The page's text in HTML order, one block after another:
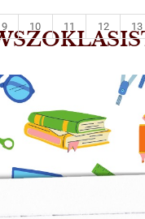
9 10 11 12 13